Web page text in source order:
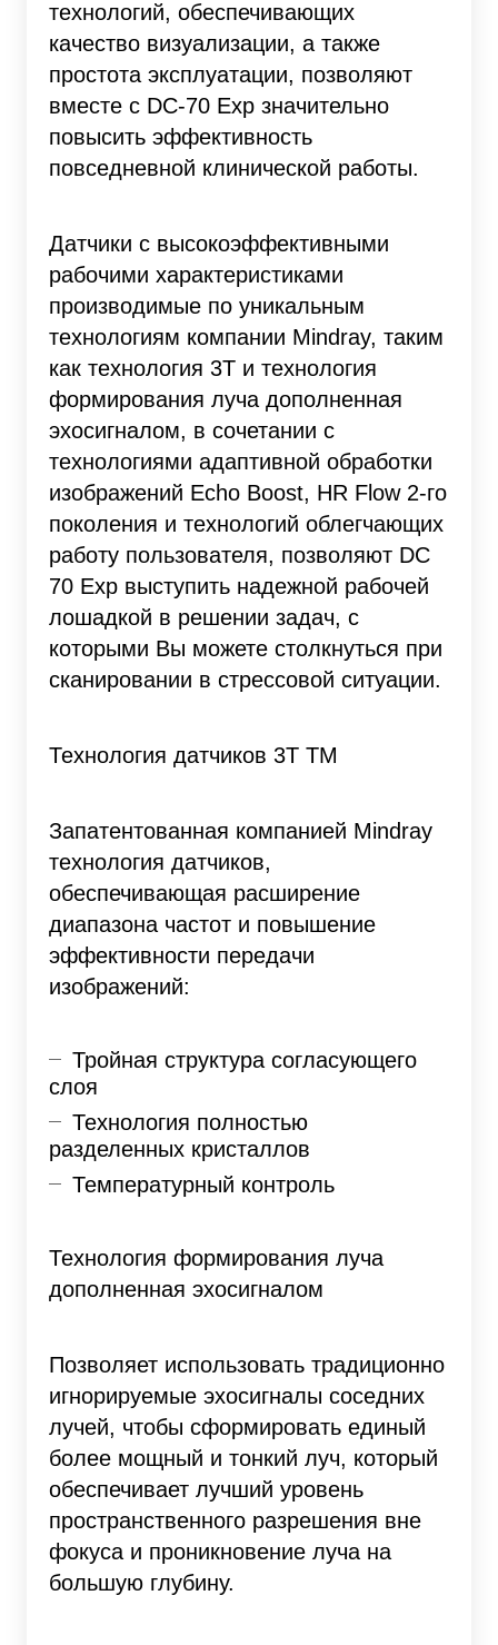
технологий, обеспечивающих
качество визуализации, а также
простота эксплуатации, позволяют
вместе с DC-70 Exp значительно
повысить эффективность
повседневной клинической работы.
Датчики с высокоэффективными
рабочими характеристиками
производимые по уникальным
технологиям компании Mindray, таким
как технология 3Т и технология
формирования луча дополненная
эхосигналом, в сочетании с
технологиями адаптивной обработки
изображений Echo Boost, HR Flow 2-го
поколения и технологий облегчающих
работу пользователя, позволяют DC
70 Exp выступить надежной рабочей
лошадкой в решении задач, с
которыми Вы можете столкнуться при
сканировании в стрессовой ситуации.
Технология датчиков 3Т TM
Запатентованная компанией Mindray
технология датчиков,
обеспечивающая расширение
диапазона частот и повышение
эффективности передачи
изображений:
Тройная структура согласующего
слоя
Технология полностью
разделенных кристаллов
Температурный контроль
Технология формирования луча
дополненная эхосигналом
Позволяет использовать традиционно
игнорируемые эхосигналы соседних
лучей, чтобы сформировать единый
более мощный и тонкий луч, который
обеспечивает лучший уровень
пространственного разрешения вне
фокуса и проникновение луча на
большую глубину.